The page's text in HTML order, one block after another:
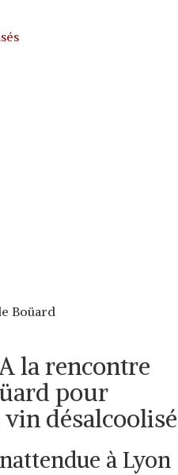
Boüard
la rencontre
pour
désalcoolisé
à Lyon